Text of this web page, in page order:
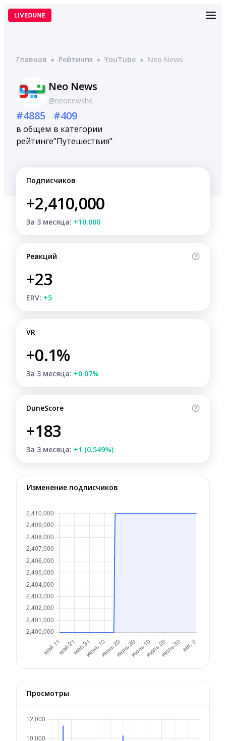
Перейти
Главная ● Рейтинги ● YouTube ● Neo News
Neo News
@neonewshd
#4885
в общем
рейтинге
#409
в категории
"Путешествия"
Подписчиков
+2,410,000
За 3 месяца: +10,000
Реакций
+23
ERV: +5
VR
+0.1%
За 3 месяца: +0.07%
DuneScore
+183
За 3 месяца: +1 (0.549%)
Изменение подписчиков
Просмотры